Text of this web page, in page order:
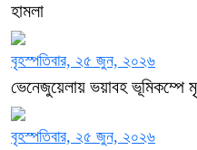
হামলা
বৃহস্পতিবার, ২৫ জুন, ২০২৬
ভেনেজুয়েলায় ভয়াবহ ভূমিকম্পে
বৃহস্পতিবার, ২৫ জুন, ২০২৬